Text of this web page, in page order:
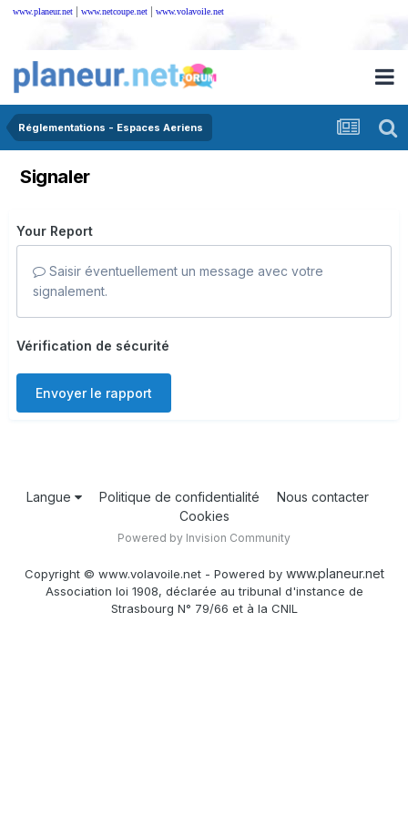
www.planeur.net | www.netcoupe.net | www.volavoile.net
Réglementations - Espaces Aeriens
Signaler
Your Report
Saisir éventuellement un message avec votre
signalement.
Vérification de sécurité
Envoyer le rapport
Langue Politique de confidentialité
Nous contacter
Cookies
Powered by Invision Community
Copyright © www.volavoile.net - Powered by www.planeur.net
Association loi 1908, déclarée au tribunal d'instance de
Strasbourg N° 79/66 et à la CNIL